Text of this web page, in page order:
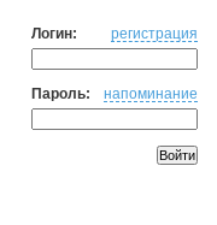
Логин: регистрация
Пароль: напоминание